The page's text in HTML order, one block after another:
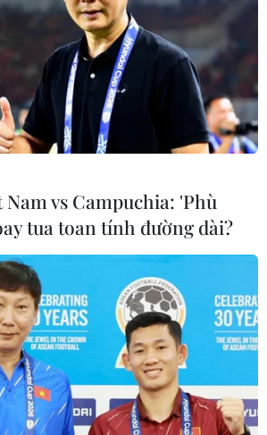
Cuba cải thiện tốc độ truy
sắp công bố một bản ghi nhớ với
thông Cuba, ETECSA nhằm giúp
nối Internet.
vs Campuchia: 'Phù
tua toan tính đường dài?